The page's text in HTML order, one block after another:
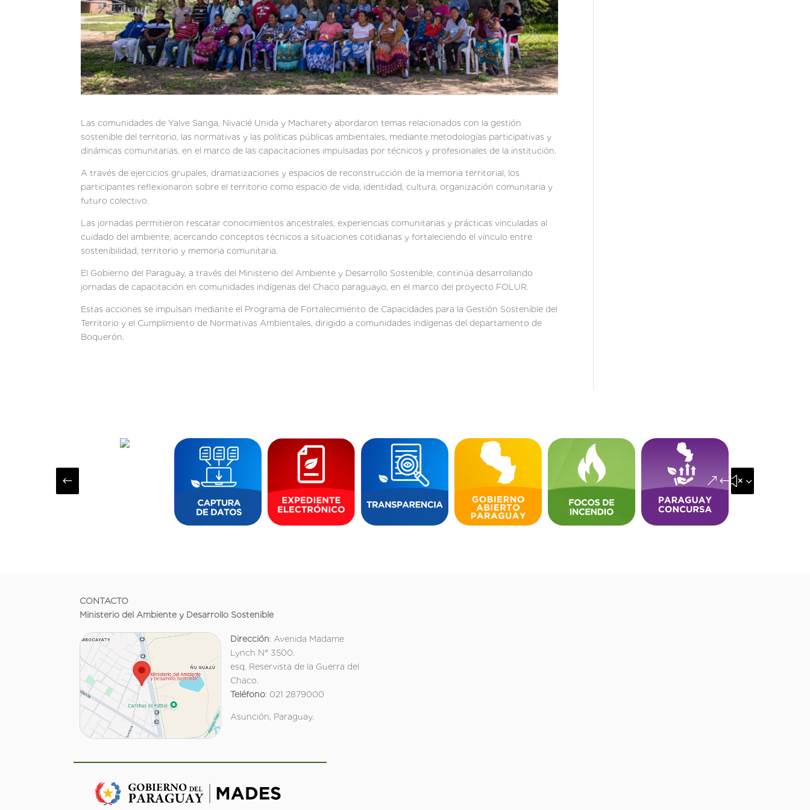
Las comunidades de Yalve Sanga, Nivaclé Unida y Macharety abordaron temas relacionados con la gestión
sostenible del territorio, las normativas y las políticas públicas ambientales, mediante metodologías participativas y
dinámicas comunitarias, en el marco de las capacitaciones impulsadas por técnicos y profesionales de la institución.
A través de ejercicios grupales, dramatizaciones y espacios de reconstrucción de la memoria territorial, los
participantes reflexionaron sobre el territorio como espacio de vida, identidad, cultura, organización comunitaria y
futuro colectivo.
Las jornadas permitieron rescatar conocimientos ancestrales, experiencias comunitarias y prácticas vinculadas al
cuidado del ambiente, acercando conceptos técnicos a situaciones cotidianas y fortaleciendo el vínculo entre
sostenibilidad, territorio y memoria comunitaria.
El Gobierno del Paraguay, a través del Ministerio del Ambiente y Desarrollo Sostenible, continúa desarrollando
jornadas de capacitación en comunidades indígenas del Chaco paraguayo, en el marco del proyecto FOLUR.
Estas acciones se impulsan mediante el Programa de Fortalecimiento de Capacidades para la Gestión Sostenible del
Territorio y el Cumplimiento de Normativas Ambientales, dirigido a comunidades indígenas del departamento de
Boquerón.
# &#x35;
CONTACTO
Ministerio del Ambiente y Desarrollo Sostenible
Dirección: Avenida Madame
Lynch N° 3500.
esq. Reservista de la Guerra del
Chaco.
Teléfono: 021 2879000
Asunción, Paraguay.